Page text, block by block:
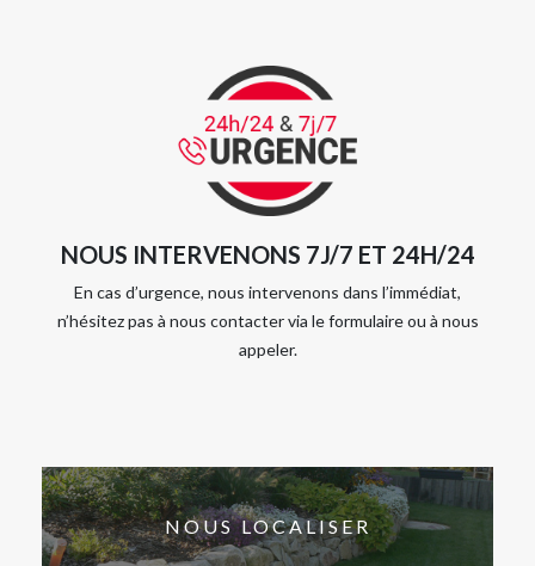
NOUS INTERVENONS 7J/7 ET 24H/24
En cas d’urgence, nous intervenons dans l’immédiat,
n’hésitez pas à nous contacter via le formulaire ou à nous
appeler.
NOUS LOCALISER